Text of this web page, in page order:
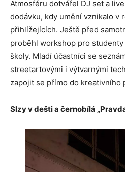
Atmosféru dotvářel DJ set a
dodávku, kdy umění vznikalo v
přihlížejících. Ještě před
proběhl workshop pro
školy. Mladí účastníci se
streetartovými i výtvarnými
zapojit se přímo do kreativního
Slzy v dešti a černobílá